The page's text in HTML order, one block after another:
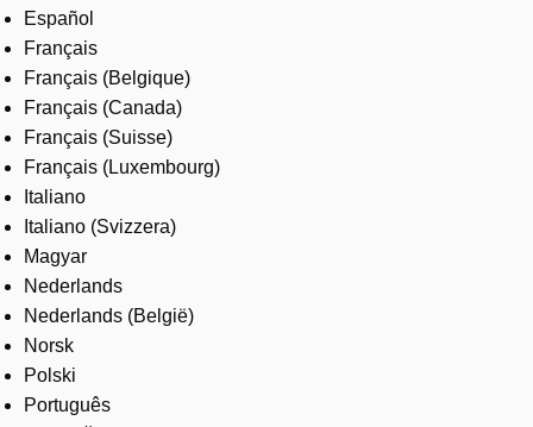
Español
Français
Français (Belgique)
Français (Canada)
Français (Suisse)
Français (Luxembourg)
Italiano
Italiano (Svizzera)
Magyar
Nederlands
Nederlands (België)
Norsk
Polski
Português